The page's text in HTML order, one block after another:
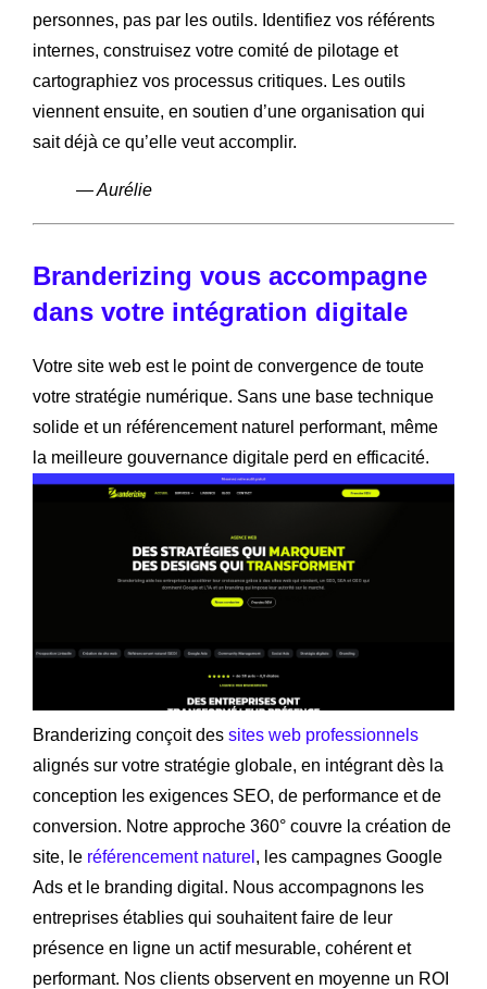
personnes, pas par les outils. Identifiez vos référents
internes, construisez votre comité de pilotage et
cartographiez vos processus critiques. Les outils
viennent ensuite, en soutien d’une organisation qui
sait déjà ce qu’elle veut accomplir.
— Aurélie
Branderizing vous accompagne
dans votre intégration digitale
Votre site web est le point de convergence de toute
votre stratégie numérique. Sans une base technique
solide et un référencement naturel performant, même
la meilleure gouvernance digitale perd en efficacité.
Branderizing conçoit des sites web professionnels
alignés sur votre stratégie globale, en intégrant dès la
conception les exigences SEO, de performance et de
conversion. Notre approche 360° couvre la création de
site, le référencement naturel , les campagnes Google
Ads et le branding digital. Nous accompagnons les
entreprises établies qui souhaitent faire de leur
présence en ligne un actif mesurable, cohérent et
performant. Nos clients observent en moyenne un ROI